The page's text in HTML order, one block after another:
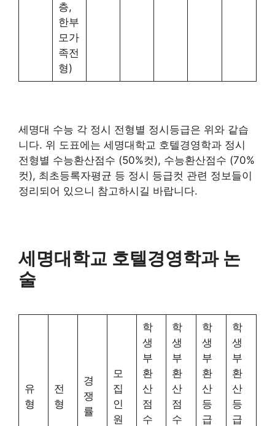
층,
한부
모가
족전
형)
세명대 수능 각 정시 전형별 정시등급은 위와 같습
니다. 위 도표에는 세명대학교 호텔경영학과 정시
전형별 수능환산점수 (50%컷), 수능환산점수 (70%
컷), 최초등록자평균 등 정시 등급컷 관련 정보들이
정리되어 있으니 참고하시길 바랍니다.
세명대학교 호텔경영학과 논
술
유
형
전
형
경
쟁
률
모
집
인
원
학
생
부
환
산
점
수
학
생
부
환
산
점
수
학
생
부
환
산
등
급
학
생
부
환
산
등
급